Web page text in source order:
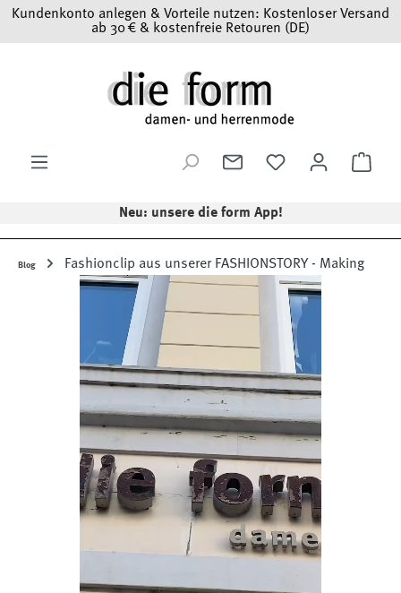
Zum Hauptinhalt springen
Kundenkonto anlegen & Vorteile nutzen: Kostenloser Versand
ab 30 € & kostenfreie Retouren (DE)
Neu: unsere die form App!
Blog Fashionclip aus unserer FASHIONSTORY - Making